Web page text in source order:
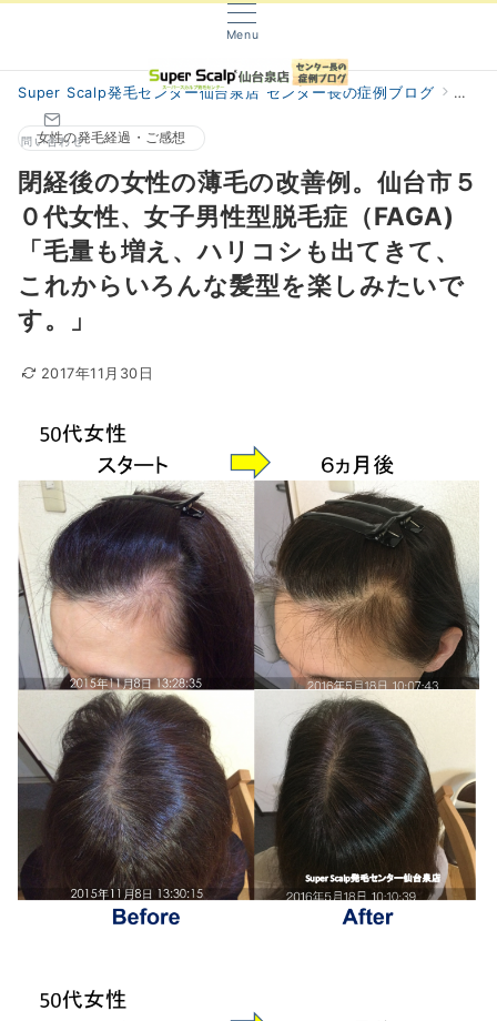
Menu
問い合わせ
Super Scalp発毛センター仙台泉店 センター長の症例ブログ 阿部
女性の発毛経過・ご感想
閉経後の女性の薄毛の改善例。仙台市５
０代女性、女子男性型脱毛症（FAGA)
「毛量も増え、ハリコシも出てきて、
これからいろんな髪型を楽しみたいで
す。」
2017年11月30日